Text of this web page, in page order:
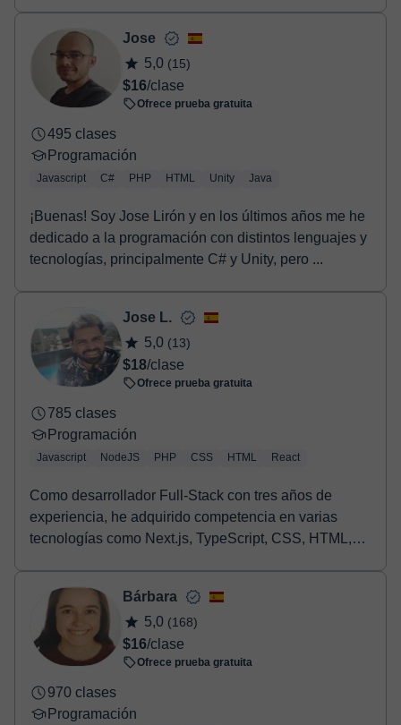
Jose
5,0 (15)
$16/clase
Ofrece prueba gratuita
495 clases
Programación
Javascript C# PHP HTML Unity Java
¡Buenas! Soy Jose Lirón y en los últimos años me he
dedicado a la programación con distintos lenguajes y
tecnologías, principalmente C# y Unity, pero ...
Jose L.
5,0 (13)
$18/clase
Ofrece prueba gratuita
785 clases
Programación
Javascript NodeJS PHP CSS HTML React
Como desarrollador Full-Stack con tres años de
experiencia, he adquirido competencia en varias
tecnologías como Next.js, TypeScript, CSS, HTML,
Bárbara
5,0 (168)
$16/clase
Ofrece prueba gratuita
970 clases
Programación